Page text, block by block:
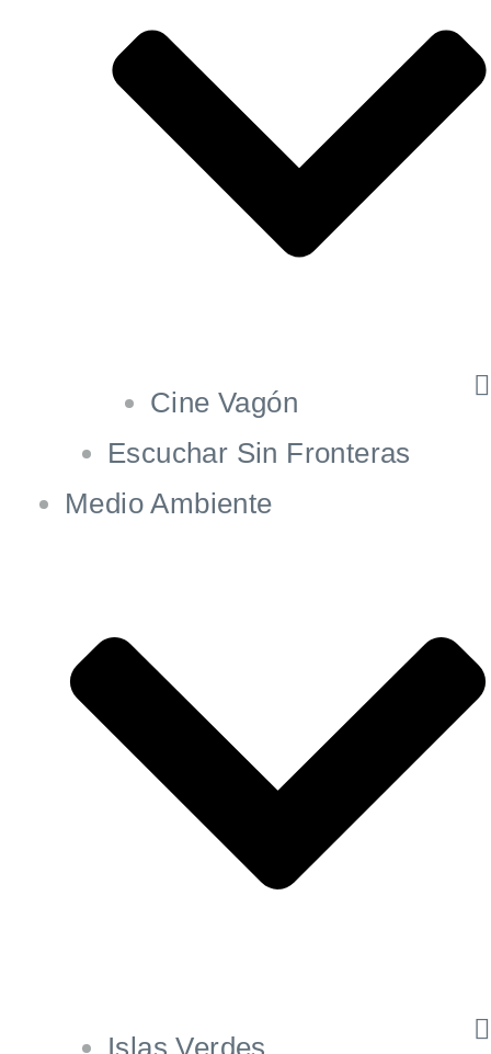
Cine Vagón
Escuchar Sin Fronteras
Medio Ambiente
Islas Verdes